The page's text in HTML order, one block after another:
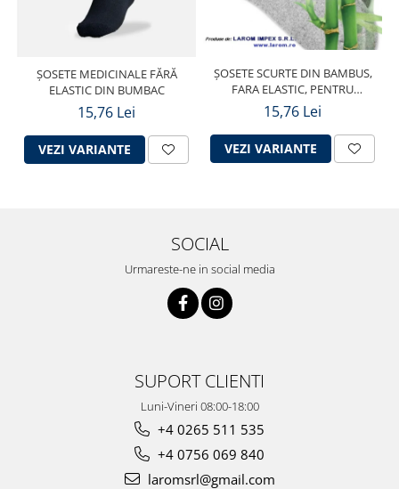
ȘOSETE MEDICINALE FĂRĂ
ELASTIC DIN BUMBAC
15,76 Lei
VEZI VARIANTE
ȘOSETE SCURTE DIN BAMBUS,
FARA ELASTIC, PENTRU
DIABETICI
15,76 Lei
VEZI VARIANTE
SOCIAL
Urmareste-ne in social media
SUPORT CLIENTI
Luni-Vineri 08:00-18:00
+4 0265 511 535
+4 0756 069 840
laromsrl@gmail.com